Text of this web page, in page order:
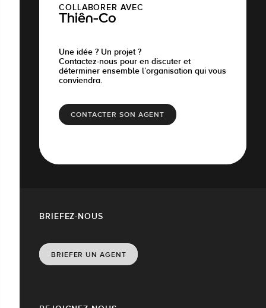
COLLABORER AVEC
Thiên-Co
Une idée ? Un projet ?
Contactez-nous pour en discuter et
déterminer ensemble l’organisation qui vous
conviendra.
CONTACTER SON AGENT
BRIEFEZ-NOUS
BRIEFER UN AGENT